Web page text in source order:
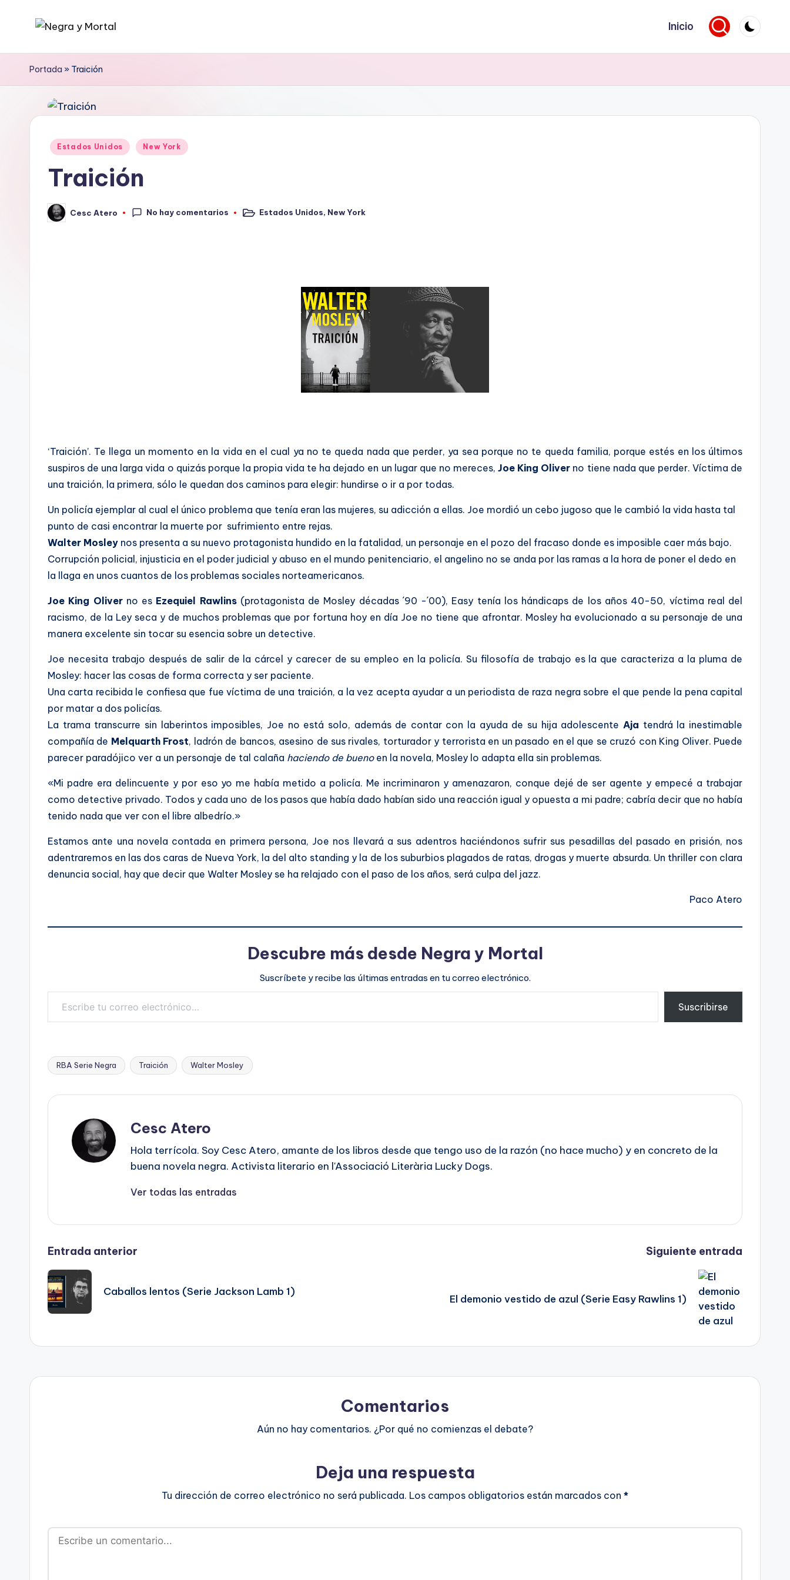
contenido
N
e
r
literaria
la
Negra
Inicio
Portada » Traición
Publicado
Estados Unidos New York
Traición
Publicado
por
Cesc Atero No hay comentarios
Publicado
Estados Unidos, New York
‘Traición’. Te llega un momento en la vida en el cual ya no te queda nada que perder, ya sea porque no te queda familia, porque estés en los últimos
suspiros de una larga vida o quizás porque la propia vida te ha dejado en un lugar que no mereces,Joe King Oliver no tiene nada que perder. Víctima de
una traición, la primera, sólo le quedan dos caminos para elegir: hundirse o ir a por todas.
Un policía ejemplar al cual el único problema que tenía eran las mujeres, su adicción a ellas. Joe mordió un cebo jugoso que le cambió la vida hasta tal
punto de casi encontrar la muerte por sufrimiento entre rejas.
Walter Mosley nos presenta a su nuevo protagonista hundido en la fatalidad, un personaje en el pozo del fracaso donde es imposible caer más bajo.
Corrupción policial, injusticia en el poder judicial y abuso en el mundo penitenciario, el angelino no se anda por las ramas a la hora de poner el dedo en
la llaga en unos cuantos de los problemas sociales norteamericanos.
Joe King Oliverno es Ezequiel Rawlins (protagonista de Mosley décadas ´90 -´00), Easy tenía los hándicaps de los años 40-50, víctima real del
racismo, de la Ley seca y de muchos problemas que por fortuna hoy en día Joe no tiene que afrontar. Mosley ha evolucionado a su personaje de una
manera excelente sin tocar su esencia sobre un detective.
Joe necesita trabajo después de salir de la cárcel y carecer de su empleo en la policía. Su filosofía de trabajo es la que caracteriza a la pluma de
Mosley: hacer las cosas de forma correcta y ser paciente.
Una carta recibida le confiesa que fue víctima de una traición, a la vez acepta ayudar a un periodista de raza negra sobre el que pende la pena capital
por matar a dos policías.
La trama transcurre sin laberintos imposibles, Joe no está solo, además de contar con la ayuda de su hija adolescenteAja tendrá la inestimable
compañía de Melquarth Frost, ladrón de bancos, asesino de sus rivales, torturador y terrorista en un pasado en el que se cruzó con King Oliver. Puede
parecer paradójico ver a un personaje de tal calaña haciendo de buenoen la novela, Mosley lo adapta ella sin problemas.
«Mi padre era delincuente y por eso yo me había metido a policía. Me incriminaron y amenazaron, conque dejé de ser agente y empecé a trabajar
como detective privado. Todos y cada uno de los pasos que había dado habían sido una reacción igual y opuesta a mi padre; cabría decir que no había
tenido nada que ver con el libre albedrío.»
Estamos ante una novela contada en primera persona, Joe nos llevará a sus adentros haciéndonos sufrir sus pesadillas del pasado en prisión, nos
adentraremos en las dos caras de Nueva York, la del alto standing y la de los suburbios plagados de ratas, drogas y muerte absurda. Un thriller con clara
denuncia social, hay que decir que Walter Mosley se ha relajado con el paso de los años, será culpa del jazz.
Paco Atero
Descubre más desde Negra y Mortal
Suscríbete y recibe las últimas entradas en tu correo electrónico.
Escribe tu correo electrónico…
Suscribirse
Etiquetas:
RBA Serie Negra Traición Walter Mosley
Cesc Atero
Hola terrícola. Soy Cesc Atero, amante de los libros desde que tengo uso de la razón (no hace mucho) y en concreto de la
buena novela negra. Activista literario en l'Associació Literària Lucky Dogs.
Ver todas las entradas
Navegación
de
entradas
Entrada anterior
Caballos lentos (Serie Jackson Lamb 1)
Siguiente entrada
El demonio vestido de azul (Serie Easy Rawlins 1)
Comentarios
Aún no hay comentarios. ¿Por qué no comienzas el debate?
Deja una respuesta
Tu dirección de correo electrónico no será publicada. Los campos obligatorios están marcados con *